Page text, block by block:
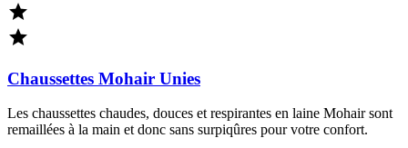


Chaussettes Mohair Unies
Les chaussettes chaudes, douces et respirantes en laine Mohair sont
remaillées à la main et donc sans surpiqûres pour votre confort.